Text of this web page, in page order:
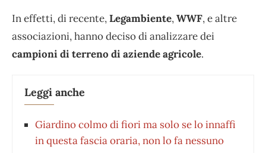
In effetti, di recente,Legambiente,WWF, e altre
associazioni, hanno deciso di analizzare dei
campionidi terreno di aziende agricole.
Leggi anche
Giardino colmo di fiori ma solo se lo innaffi
in questa fascia oraria, non lo fa nessuno